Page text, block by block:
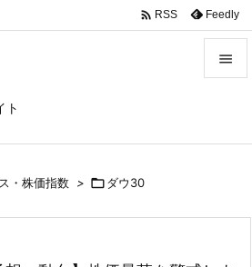
ト


 RSS Feedly
・株価指数 > ダウ30